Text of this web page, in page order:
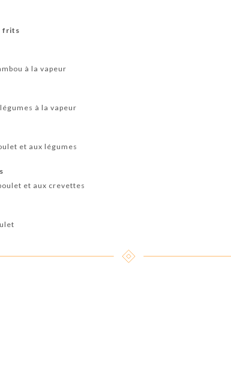
frits
à la vapeur
à la vapeur
et aux légumes
et aux crevettes